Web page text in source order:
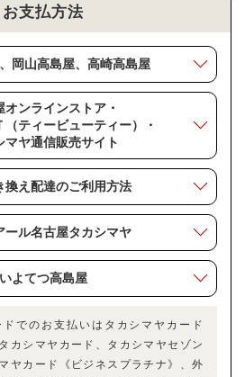
お支払方法
岡山高島屋、高崎高島屋
オンラインストア・
（ティービューティー）・
マヤ通信販売サイト
換え配達のご利用方法
ール名古屋タカシマヤ
いよてつ高島屋
ドでのお支払いはタカシマヤカード
カシマヤカード、タカシマヤセゾン
ヤカード《ビジネスプラチナ》、外